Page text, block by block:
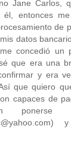
Jane Carlos,
él, entonces
de
datos
concedió un
que era una
y era
que quiero
capaces de
ponerse